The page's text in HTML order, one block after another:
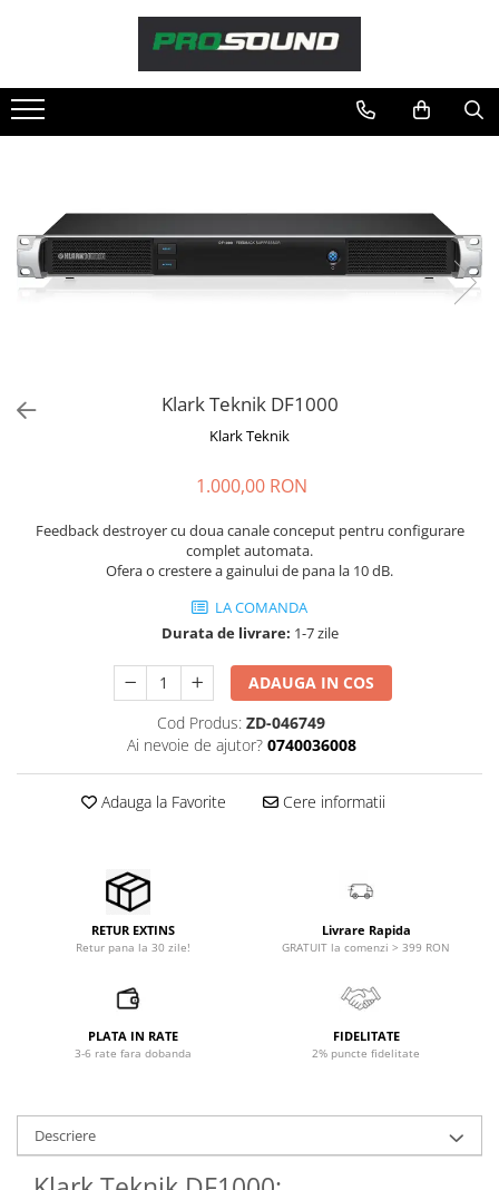
Sonorizare / PA
Adresare publica 100V
Amplificatoare Audio
Boxe Audio
Ecrane de difuzie
Playere si Recordere
Stabilizatoare de tensiune UPS si
Power Conditioner
Accesorii de microfoane
Capsule de microfon
Case-uri de microfoane
Microfoane de broadcast
Microfoane de instrumente
Microfoane de studio
Microfoane de voce si live
Microfoane lavaliera si headset
Microfoane podcast, USB, iOS /
Microfoane pt instalatii si
conferinta
Microfoane Ribbon
Microfoane Suspendabile
Microfoane wireless si sisteme
Stative de microfon
Klark Teknik DF1000
Klark Teknik
1.000,00 RON
Feedback destroyer cu doua canale conceput pentru configurare
complet automata.
Ofera o crestere a gainului de pana la 10 dB.
LA COMANDA
Durata de livrare: 1-7 zile
ADAUGA IN COS
Cod Produs: ZD-046749
Ai nevoie de ajutor? 0740036008
Adauga la Favorite Cere informatii
RETUR EXTINS
Retur pana la 30 zile!
Livrare Rapida
GRATUIT la comenzi > 399 RON
PLATA IN RATE
3-6 rate fara dobanda
FIDELITATE
2% puncte fidelitate
Descriere